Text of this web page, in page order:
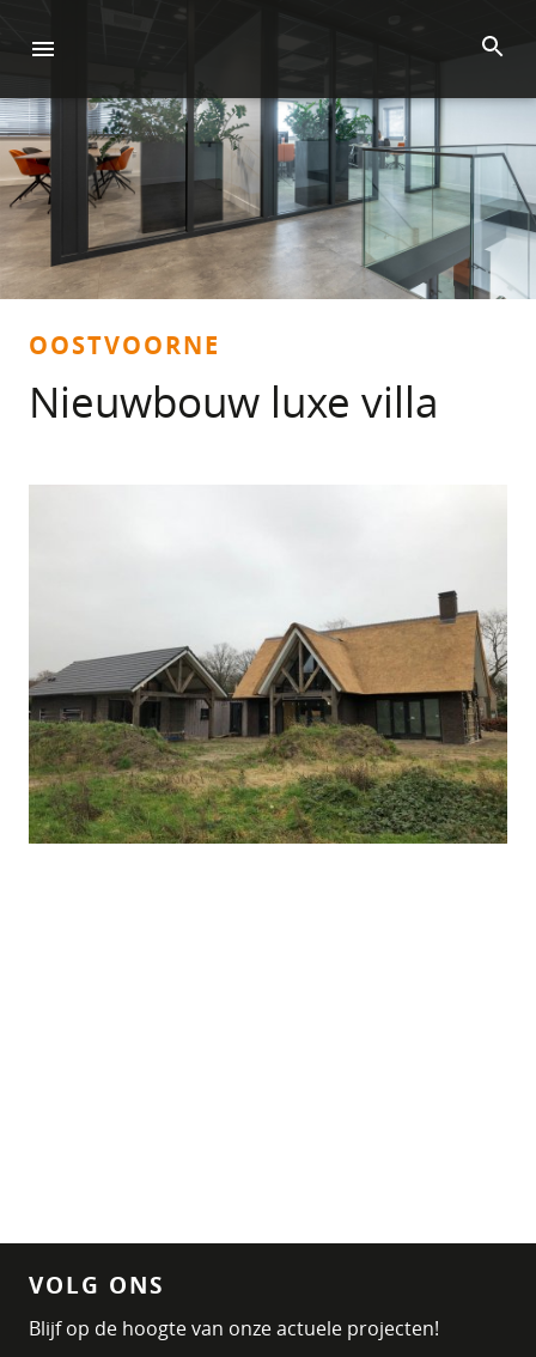
OOSTVOORNE
Nieuwbouw luxe villa
VOLG ONS
Blijf op de hoogte van onze actuele projecten!